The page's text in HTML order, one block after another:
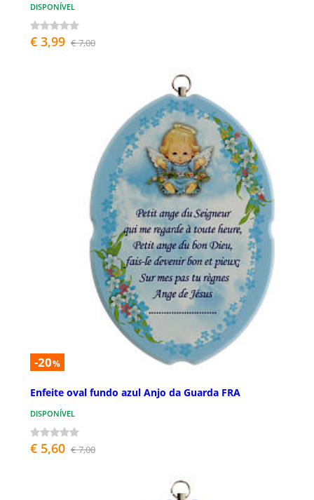
DISPONÍVEL
€ 3,99 € 7,00
-20%
Enfeite oval fundo azul Anjo da Guarda FRA
DISPONÍVEL
€ 5,60 € 7,00